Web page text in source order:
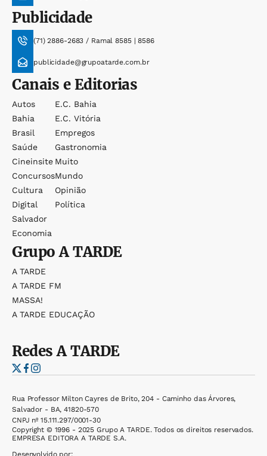
Publicidade
(71) 2886-2683 / Ramal 8585 | 8586
publicidade@grupoatarde.com.br
Canais e Editorias
Autos
Bahia
Brasil
Saúde
Cineinsite
Concursos
Cultura
Digital
Salvador
Economia
E.c. Bahia
E.c. Vitória
Empregos
Gastronomia
Muito
Mundo
Opinião
Política
GrupoA TARDE
A TARDE
A TARDE FM
MASSA!
A TARDE EDUCAÇÃO
RedesA TARDE
Rua Professor Milton Cayres de Brito, 204 - Caminho das Árvores,
Salvador - BA, 41820-570
CNPJ nº 15.111.297/0001-30
Copyright © 1996 - 2025 Grupo A TARDE. Todos os direitos reservados.
EMPRESA EDITORA A TARDE S.A.
Desenvolvido por: